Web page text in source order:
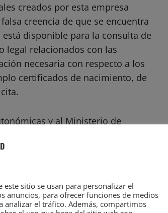
creados por esta empresa
creencia de que se encuentra
disponible para la consulta de
legal relacionados con las
necesaria con respecto a los
certificados de nacimiento, de
y al Ministerio de
sancionador ante la
Al respecto, la
una nota indicando que los
organismo oficial./ «Somos un
Trabajamos con total
pública. Usted podrá realizar
este sitio se usan para personalizar el
anuncios, para ofrecer funciones de medios
analizar el tráfico. Además, compartimos